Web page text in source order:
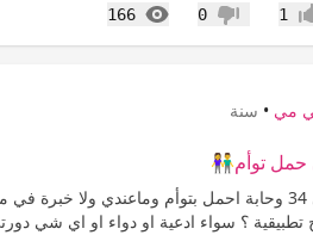
1 عدم إعجاب
0
166
المشاهدات
مي • سنة
حمل توأم👫
مرحبا. عمري 34 وحابة احمل بتوأم وماعندي ولا